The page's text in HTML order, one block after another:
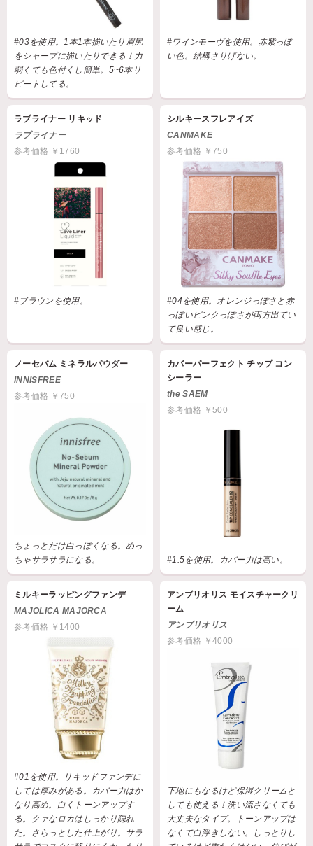
#03を使用。1本1本描いたり眉尻
をシャープに描いたりできる！力
弱くても色付くし簡単。5~6本リ
ピートしてる。
#ワインモーヴを使用。赤紫っぽ
い色。結構さりげない。
ラブライナー リキッド
ラブライナー
参考価格 ￥1760
#ブラウンを使用。
シルキースフレアイズ
CANMAKE
参考価格 ￥750
#04を使用。オレンジっぽさと赤
っぽいピンクっぽさが両方出てい
て良い感じ。
ノーセバム ミネラルパウダー
INNISFREE
参考価格 ￥750
ちょっとだけ白っぽくなる。めっ
ちゃサラサラになる。
カバーパーフェクト チップ コン
シーラー
the SAEM
参考価格 ￥500
#1.5を使用。カバー力は高い。
ミルキーラッピングファンデ
MAJOLICA MAJORCA
参考価格 ￥1400
#01を使用。リキッドファンデに
しては厚みがある。カバー力はか
なり高め。白くトーンアップす
る。クァなロカはしっかり隠れ
た。さらっとした仕上がり。サラ
アンブリオリス モイスチャークリ
ーム
アンブリオリス
参考価格 ￥4000
下地にもなるけど保湿クリームと
しても使える！洗い流さなくても
大丈夫なタイプ。トーンアップは
なくて白浮きしない。しっとりし